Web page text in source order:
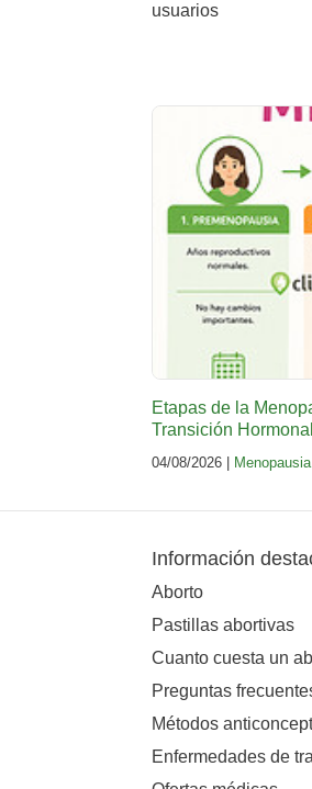
usuarios
Etapas de la
Transición Hormonal
04/08/2026 | Menopausia
Información
Aborto
Pastillas abortivas
Cuanto cuesta un
Preguntas
Métodos
Enfermedades de